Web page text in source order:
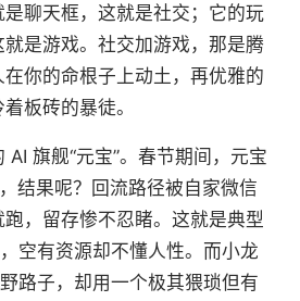
是聊天框，这就是社交；它的玩
是游戏。社交加游戏，那是腾
你的命根子上动土，再优雅的
板砖的暴徒。
AI 旗舰“元宝”。春节期间，元宝
结果呢？回流路径被自家微信
，留存惨不忍睹。这就是典型
空有资源却不懂人性。而小龙
路子，却用一个极其猥琐但有